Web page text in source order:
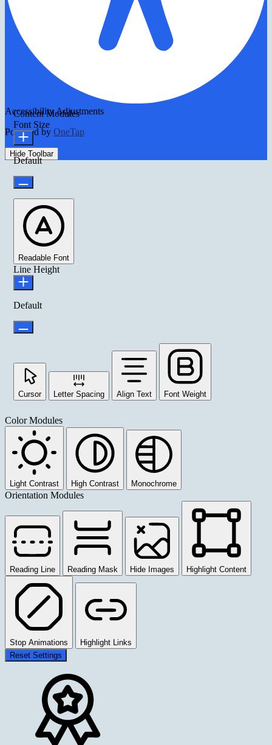
Accessibility Adjustments
Powered by OneTap
Hide Toolbar
Content Modules
Font Size
Default
Readable Font
Line Height
Default
Cursor Letter Spacing Align Text Font Weight
Color Modules
Light Contrast High Contrast Monochrome
Orientation Modules
Reading Line Reading Mask Hide Images Highlight Content
Stop Animations
Highlight Links
Reset Settings